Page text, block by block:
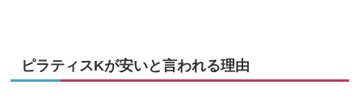
ピラティスKが安いと言われる理由